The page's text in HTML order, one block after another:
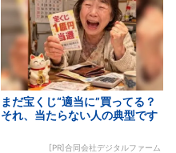
まだ宝くじ“適当に”買ってる？
それ、当たらない人の典型です
[PR]合同会社デジタルファーム